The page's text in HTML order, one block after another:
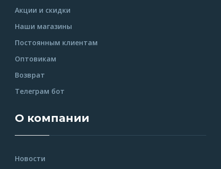
Акции и скидки
Наши магазины
Постоянным клиентам
Оптовикам
Возврат
Телеграм бот
О компании
Новости